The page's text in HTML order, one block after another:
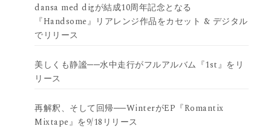
dansa med digが結成10周年記念となる
『Handsome』リアレンジ作品をカセット & デジタル
でリリース
美しくも静謐──水中走行がフルアルバム『1st』をリ
リース
再解釈、そして回帰──WinterがEP『Romantix
Mixtape』を9/18リリース